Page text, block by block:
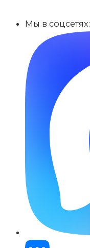
Мы в соцсетях: